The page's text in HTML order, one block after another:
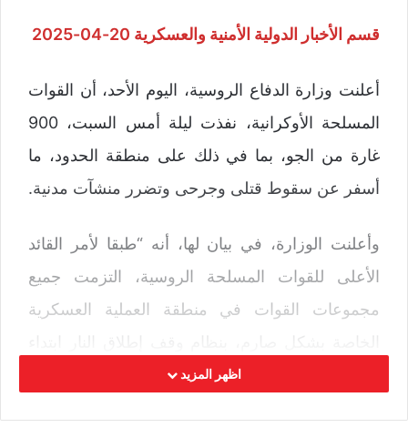
قسم الأخبار الدولية الأمنية والعسكرية 20-04-2025
أعلنت وزارة الدفاع الروسية، اليوم الأحد، أن القوات
المسلحة الأوكرانية، نفذت ليلة أمس السبت، 900
غارة من الجو، بما في ذلك على منطقة الحدود، ما
أسفر عن سقوط قتلى وجرحى وتضرر منشآت مدنية.
وأعلنت الوزارة، في بيان لها، أنه “طبقا لأمر القائد
الأعلى للقوات المسلحة الروسية، التزمت جميع
مجموعات القوات في منطقة العملية العسكرية
من الساعة 18:00 يوم 19 أبريل الجاري وبقيت فياظهر المزيد